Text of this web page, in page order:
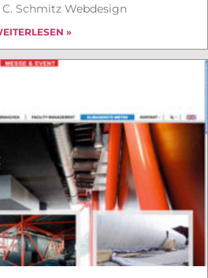
C. Schmitz Webdesign
»